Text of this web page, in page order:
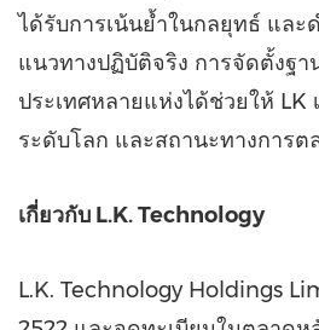
ได้รับการเน้นย้ำในกลยุทธ์ และ
แนวทางปฏิบัติจริง การจัดตั้งฐา
ประเทศหลายแห่งได้ช่วยให้ LK
ระดับโลก และสถานะทางการต
เกี่ยวกับ L.K. Technology
L.K. Technology Holdings